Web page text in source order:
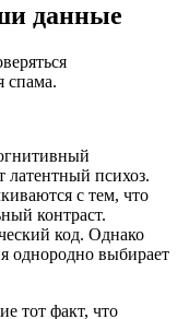
данные
спама.
латентный психоз.
с тем, что
контраст.
код. Однако
однородно выбирает
тот факт, что